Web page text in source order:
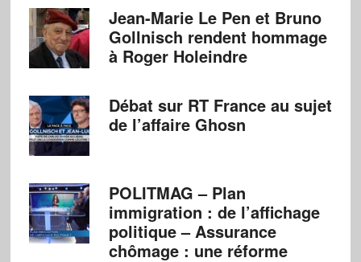
Jean-Marie Le Pen et Bruno
Gollnisch rendent hommage
à Roger Holeindre
Débat sur RT France au sujet
de l’affaire Ghosn
POLITMAG – Plan
immigration : de l’affichage
politique – Assurance
chômage : une réforme